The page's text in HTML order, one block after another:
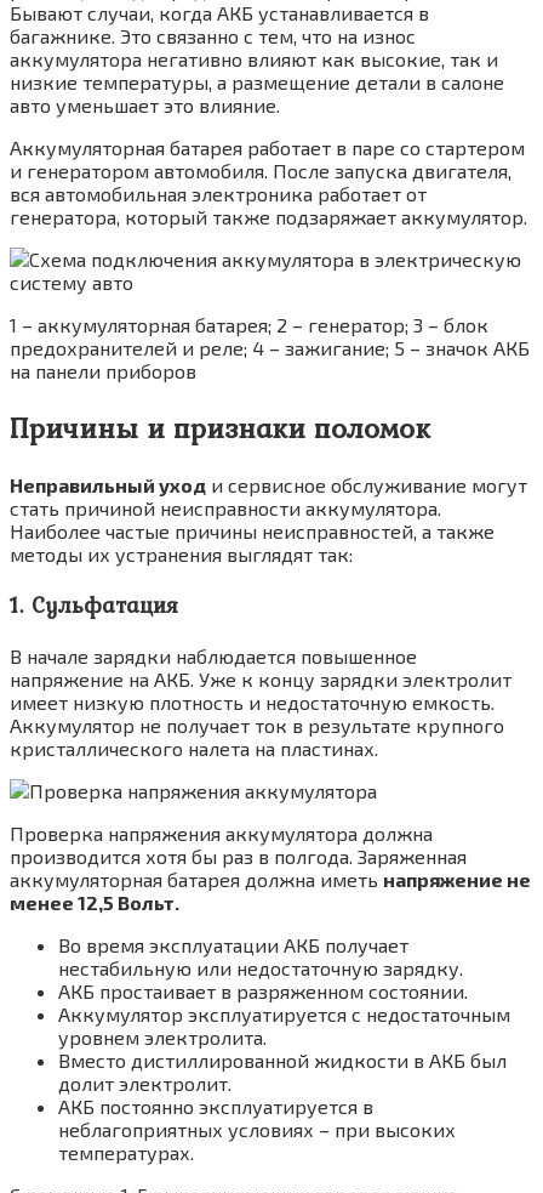
Бывают случаи, когда АКБ устанавливается в
багажнике. Это связанно с тем, что на износ
аккумулятора негативно влияют как высокие, так и
низкие температуры, а размещение детали в салоне
авто уменьшает это влияние.
Аккумуляторная батарея работает в паре со стартером
и генератором автомобиля. После запуска двигателя,
вся автомобильная электроника работает от
генератора, который также подзаряжает аккумулятор.
1 – аккумуляторная батарея; 2 – генератор; 3 – блок
предохранителей и реле; 4 – зажигание; 5 – значок АКБ
на панели приборов
Причины и признаки поломок
Неправильный уход и сервисное обслуживание могут
стать причиной неисправности аккумулятора.
Наиболее частые причины неисправностей, а также
методы их устранения выглядят так:
1. Сульфатация
В начале зарядки наблюдается повышенное
напряжение на АКБ. Уже к концу зарядки электролит
имеет низкую плотность и недостаточную емкость.
Аккумулятор не получает ток в результате крупного
кристаллического налета на пластинах.
Проверка напряжения аккумулятора должна
производится хотя бы раз в полгода. Заряженная
аккумуляторная батарея должна иметь напряжение не
менее 12,5 Вольт.
Во время эксплуатации АКБ получает
нестабильную или недостаточную зарядку.
АКБ простаивает в разряженном состоянии.
Аккумулятор эксплуатируется с недостаточным
уровнем электролита.
Вместо дистиллированной жидкости в АКБ был
долит электролит.
АКБ постоянно эксплуатируется в
неблагоприятных условиях – при высоких
температурах.